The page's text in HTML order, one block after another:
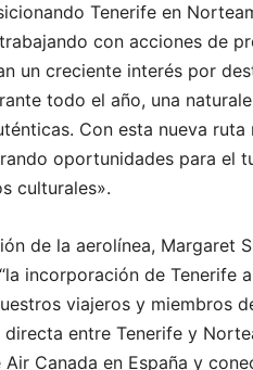
Tenerife en
con acciones de
un creciente interés por
todo el año, una
Con esta nueva
oportunidades para el
culturales».
de la aerolínea, Margaret
incorporación de Tenerife
viajeros y miembros
entre Tenerife y
Air Canada en España y